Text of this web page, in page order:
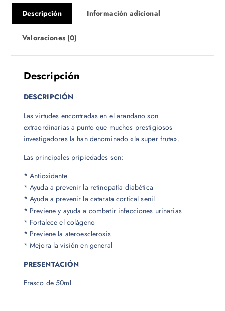
Descripción Información adicional
Valoraciones (0)
Descripción
DESCRIPCIÓN
Las virtudes encontradas en el arandano son
extraordinarias a punto que muchos prestigiosos
investigadores la han denominado «la super fruta».
Las principales pripiedades son:
* Antioxidante
* Ayuda a prevenir la retinopatía diabética
* Ayuda a prevenir la catarata cortical senil
* Previene y ayuda a combatir infecciones urinarias
* Fortalece el colágeno
* Previene la ateroesclerosis
* Mejora la visión en general
PRESENTACIÓN
Frasco de 50ml